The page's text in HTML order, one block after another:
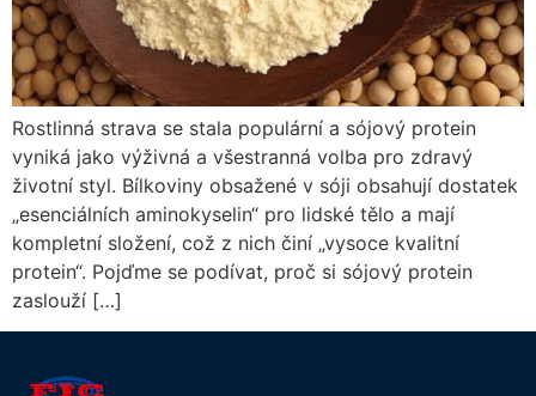
Rostlinná strava se stala populární a sójový protein
vyniká jako výživná a všestranná volba pro zdravý
životní styl. Bílkoviny obsažené v sóji obsahují dostatek
„esenciálních aminokyselin“ pro lidské tělo a mají
kompletní složení, což z nich činí „vysoce kvalitní
protein“. Pojďme se podívat, proč si sójový protein
zaslouží […]